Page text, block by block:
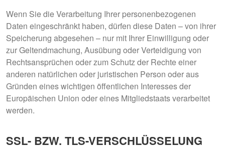
Wenn Sie die Verarbeitung Ihrer personenbezogenen
Daten eingeschränkt haben, dürfen diese Daten – von ihrer
Speicherung abgesehen – nur mit Ihrer Einwilligung oder
zur Geltendmachung, Ausübung oder Verteidigung von
Rechtsansprüchen oder zum Schutz der Rechte einer
anderen natürlichen oder juristischen Person oder aus
Gründen eines wichtigen öffentlichen Interesses der
Europäischen Union oder eines Mitgliedstaats verarbeitet
werden.
SSL- BZW. TLS-VERSCHLÜSSELUNG